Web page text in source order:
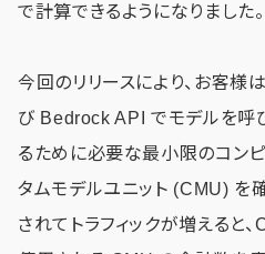
で計算できるようになりました。
今回のリリースにより、お客様
び Bedrock API でモデルを呼
るために必要な最小限のコンピ
タムモデルユニット (CMU) を
されてトラフィックが増えると